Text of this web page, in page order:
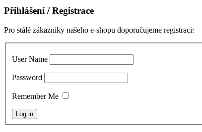
Přihlášení/ Registrace
Pro stálé zákazníky našeho e-shopu doporučujeme registraci:
User Name
Password
Remember Me